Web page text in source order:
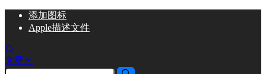
添加图标
Apple描述文件
文章